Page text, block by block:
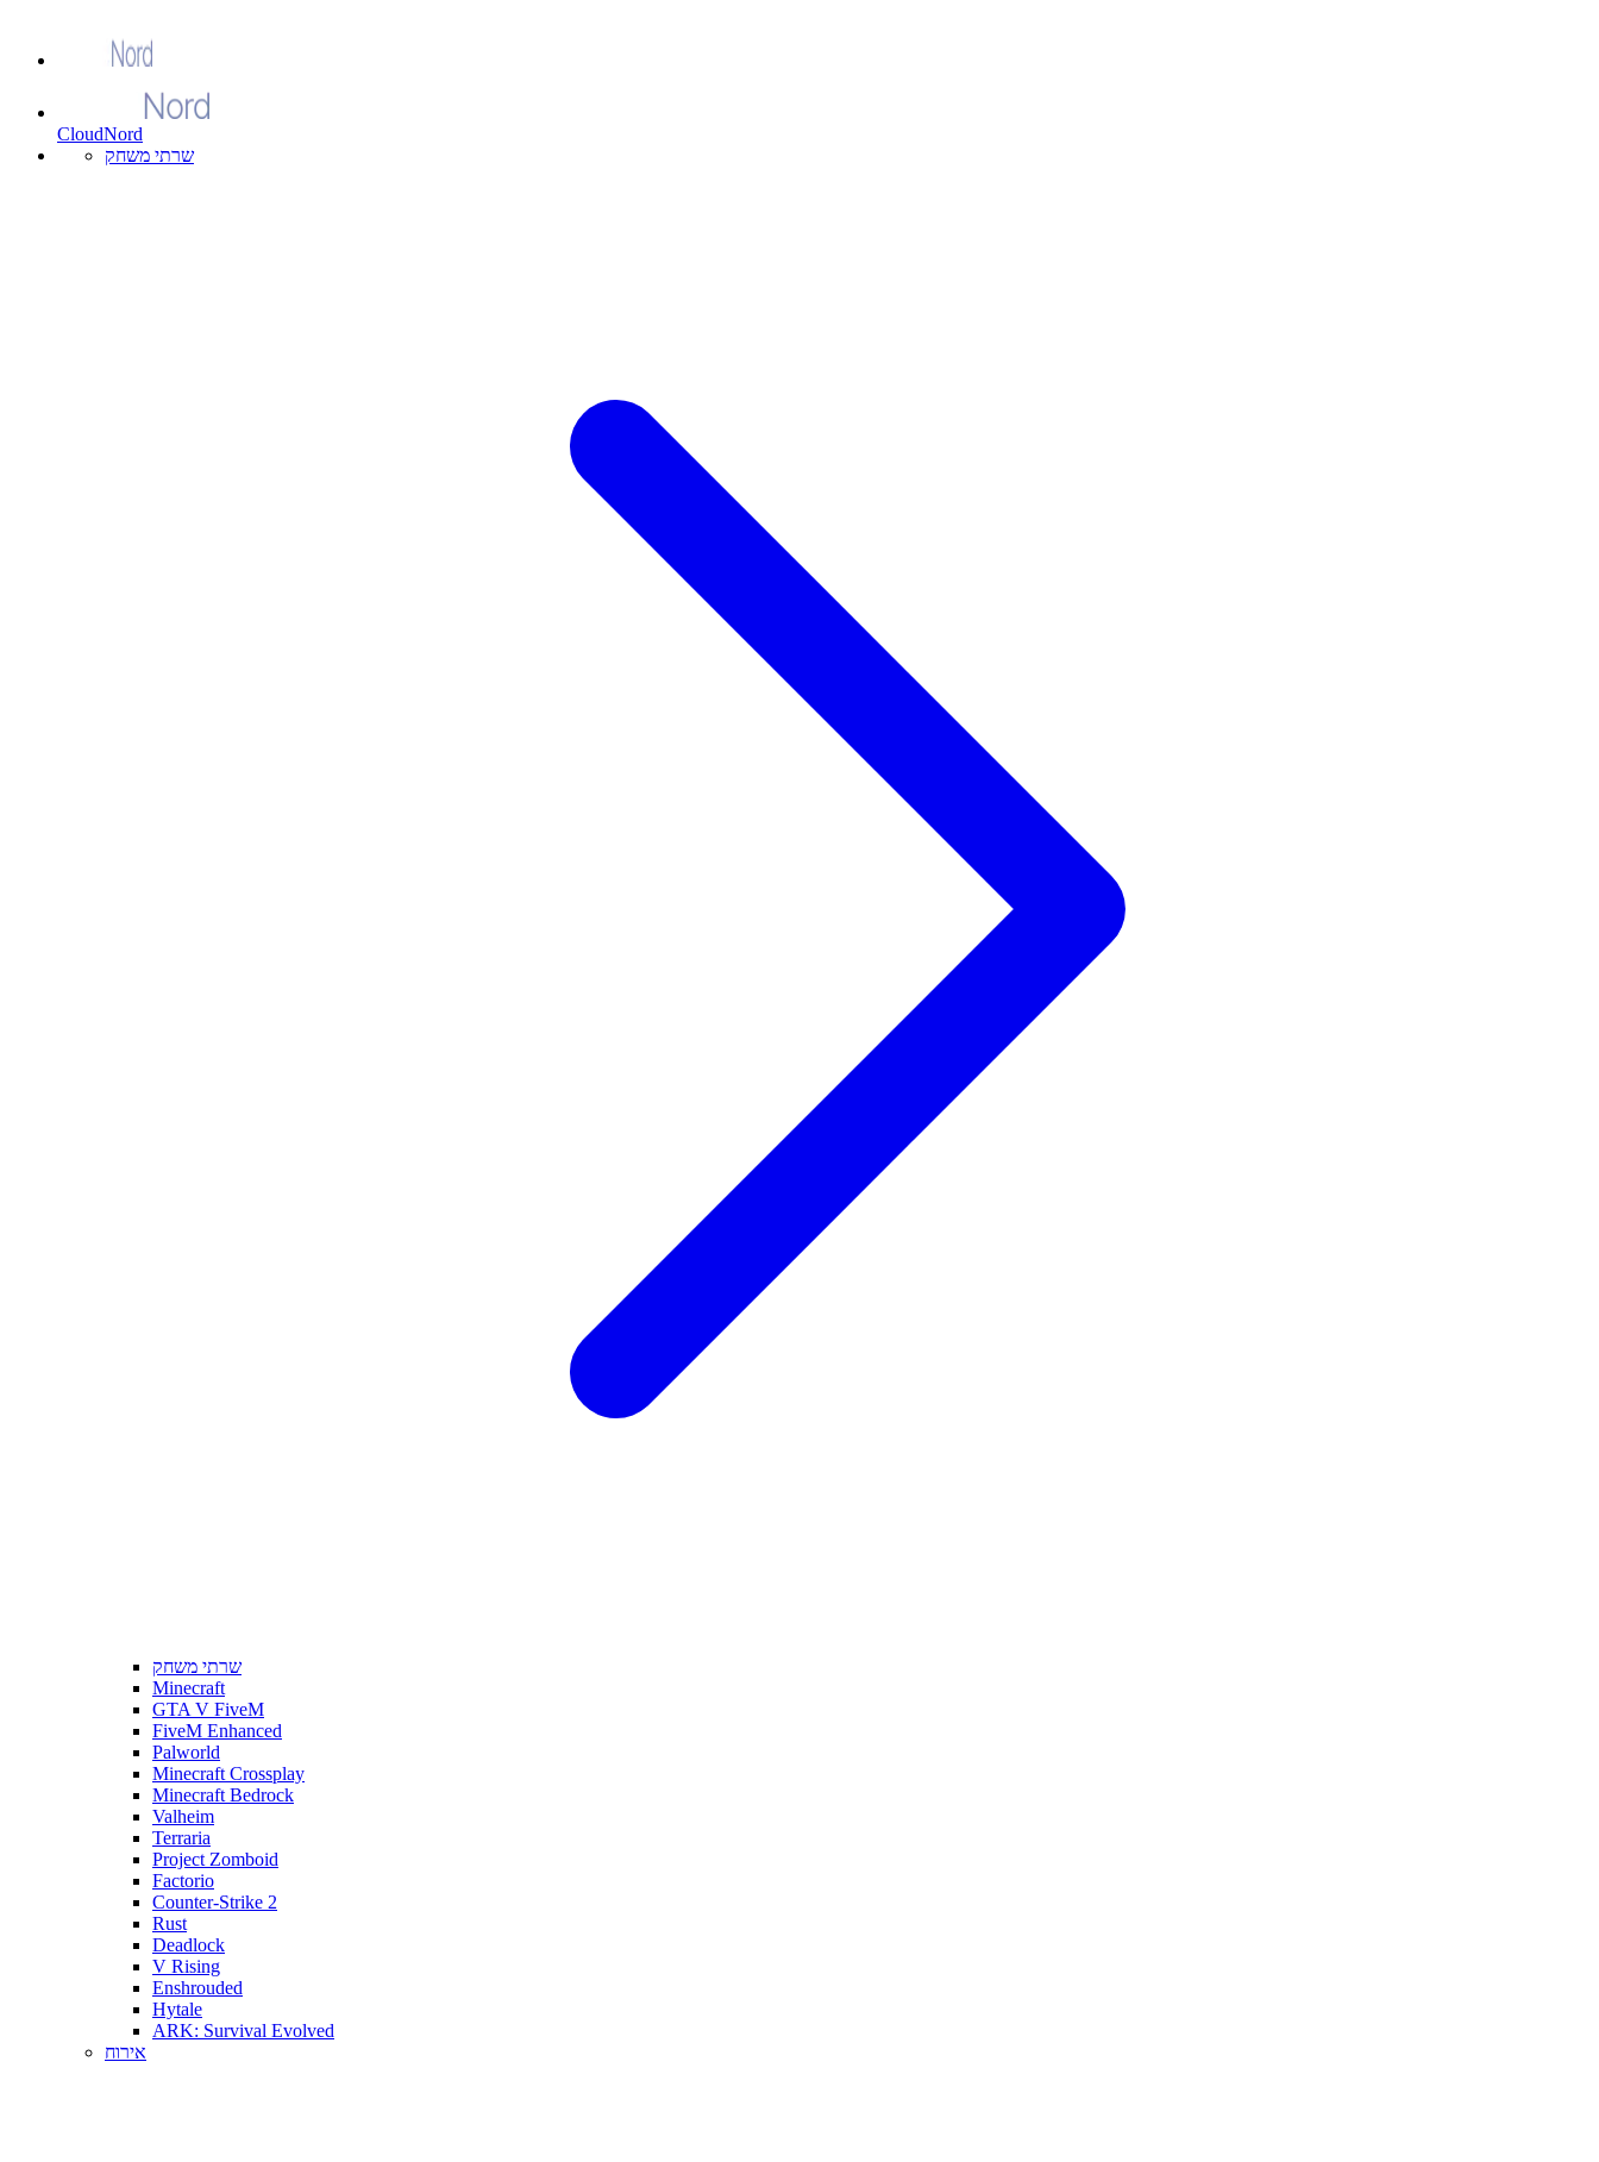
CloudNord
שרתי משחק
שרתי משחק
Minecraft
GTA V FiveM
FiveM Enhanced
Palworld
Minecraft Crossplay
Minecraft Bedrock
Valheim
Terraria
Project Zomboid
Factorio
Counter-Strike 2
Rust
Deadlock
V Rising
Enshrouded
Hytale
ARK: Survival Evolved
אירוח